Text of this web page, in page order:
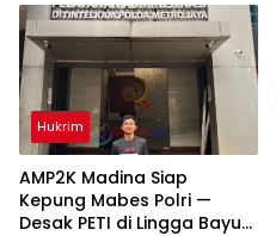
Jadwalnya
Hukrim
AMP2K Madina Siap
Kepung Mabes Polri —
Desak PETI di Lingga Bayu